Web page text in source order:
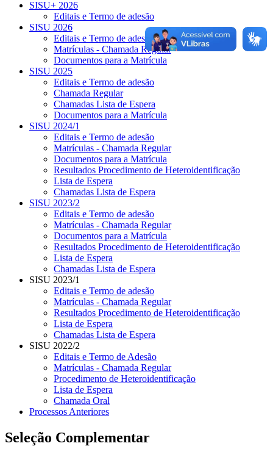
SISU+ 2026
Editais e Termo de adesão
SISU 2026
Editais e Termo de adesão
Matrículas - Chamada Regular
Documentos para a Matrícula
SISU 2025
Editais e Termo de adesão
Chamada Regular
Chamadas Lista de Espera
Documentos para a Matrícula
SISU 2024/1
Editais e Termo de adesão
Matrículas - Chamada Regular
Documentos para a Matrícula
Resultados Procedimento de Heteroidentificação
Lista de Espera
Chamadas Lista de Espera
SISU 2023/2
Editais e Termo de adesão
Matrículas - Chamada Regular
Documentos para a Matrícula
Resultados Procedimento de Heteroidentificação
Lista de Espera
Chamadas Lista de Espera
SISU 2023/1
Editais e Termo de adesão
Matrículas - Chamada Regular
Resultados Procedimento de Heteroidentificação
Lista de Espera
Chamadas Lista de Espera
SISU 2022/2
Editais e Termo de Adesão
Matrículas - Chamada Regular
Procedimento de Heteroidentificação
Lista de Espera
Chamada Oral
Processos Anteriores
Seleção Complementar